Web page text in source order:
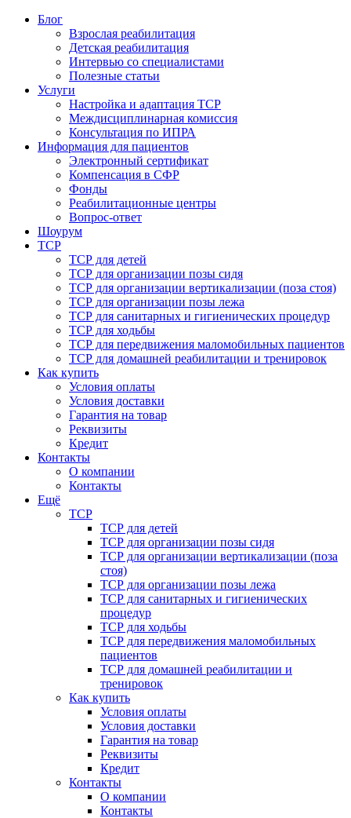
Блог
Взрослая реабилитация
Детская реабилитация
Интервью со специалистами
Полезные статьи
Услуги
Настройка и адаптация ТСР
Междисциплинарная комиссия
Консультация по ИПРА
Информация для пациентов
Электронный сертификат
Компенсация в СФР
Фонды
Реабилитационные центры
Вопрос-ответ
Шоурум
ТСР
ТСР для детей
ТСР для организации позы сидя
ТСР для организации вертикализации (поза стоя)
ТСР для организации позы лежа
ТСР для санитарных и гигиенических процедур
ТСР для ходьбы
ТСР для передвижения маломобильных пациентов
ТСР для домашней реабилитации и тренировок
Как купить
Условия оплаты
Условия доставки
Гарантия на товар
Реквизиты
Кредит
Контакты
О компании
Контакты
Ещё
ТСР
ТСР для детей
ТСР для организации позы сидя
ТСР для организации вертикализации (поза
стоя)
ТСР для организации позы лежа
ТСР для санитарных и гигиенических
процедур
ТСР для ходьбы
ТСР для передвижения маломобильных
пациентов
ТСР для домашней реабилитации и
тренировок
Как купить
Условия оплаты
Условия доставки
Гарантия на товар
Реквизиты
Кредит
Контакты
О компании
Контакты